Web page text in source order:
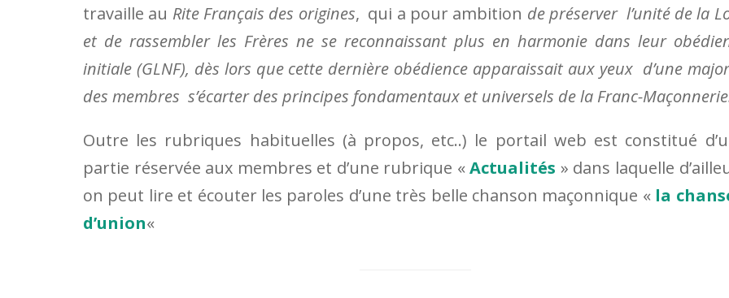
travaille au Rite Français des origines, qui a pour ambition de préserver l’unité de la
et de rassembler les Frères ne se reconnaissant plus en harmonie dans leur
initiale (GLNF), dès lors que cette dernière obédience apparaissait aux yeux d’une
des membres s’écarter des principes fondamentaux et universels de la Franc-
Outre les rubriques habituelles (à propos, etc..) le portail web est constitué
partie réservée aux membres et d’une rubrique «Actualités » dans laquelle
on peut lire et écouter les paroles d’une très belle chanson maçonnique « la
d’union«